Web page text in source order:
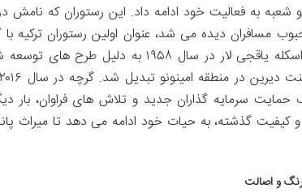
شعبه به فعالیت خود ادامه داد. این رستوران که
مسافران دیده می شد، عنوان اولین رستوران ترکیه با
خود افزود. با تخریب شعبه اسکله یاقجی لار در
سرمایه گذاران جدید و تلاش های فراوان، بار
گذشته، به حیات خود ادامه می دهد تا میراث
و اصالت